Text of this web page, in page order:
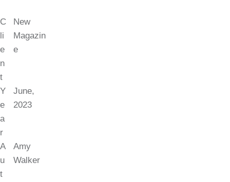
C
li
e
n
t
New
Magazin
e
Y
e
a
r
June,
2023
A
u
t
Amy
Walker